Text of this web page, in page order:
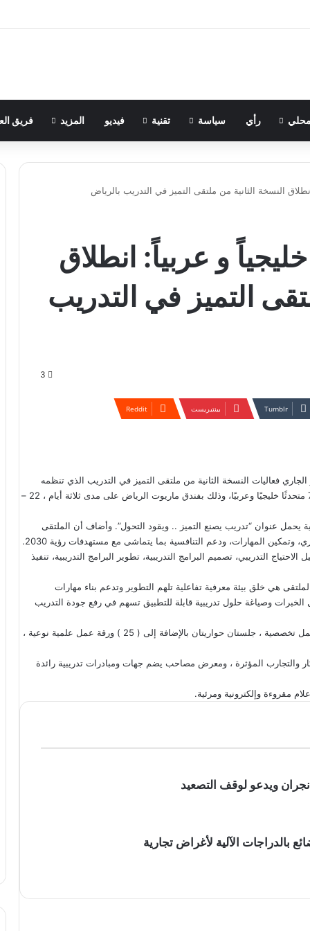
محلي رأي سياسة تقنية فيديو المزيد فريق
متحدثاً خليجياً و عربياً: انطلاق
التميز في التدريب
3
بينتيريست
من الآن وبالتحديد في 22 من شهر يناير الجاري فعاليات النسخة الثانية من ملتقى التميز في التدريب الذي تنظمه
مؤسسة الآفاق المعرفية لتنظيم المعارض والمؤتمرات، بمشاركة 70 متحدثًا خليجيًا وعربيًا، وذلك بفندق ماريوت الرياض على مدى ثلاثة أيام ، 22 –
يحمل عنوان “تدريب يصنع التميز .. ويقود التحول”. وأضاف أن الملتقى
يسلط الضوء على الدور المحوري للتدريب في بناء رأس المال البشري، وتمكين المهارات، ودعم التنافسية بما يتماشى مع مستهدفات رؤية 2030.
التدريبي، تصميم البرامج التدريبية، تطوير البرامج التدريبية، تنفيذ
هي خلق بيئة معرفية تفاعلية تلهم التطوير وتدعم بناء مهارات
وصياغة حلول تدريبية قابلة للتطبيق تسهم في رفع جودة التدريب
وأشار ” الشريف ” أن البرنامج العلمي للملتقى يتضمن ( 4 )ورش عمل تخصصية ، جلستان حواريتان بالإضافة إلى ( 25 ) ورقة عمل علمية نوعية ،
والتجارب المؤثرة ، ومعرض مصاحب يضم جهات ومبادرات تدريبية رائدة
مقروءة وإلكترونية ومرئية.
ويدعو لوقف التصعيد
بالدراجات الآلية لأغراض تجارية